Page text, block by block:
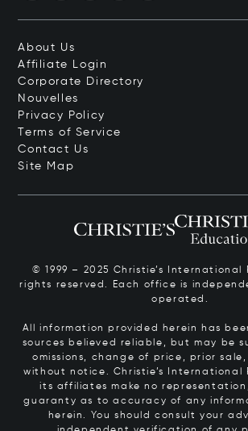
About Us
Affiliate Login
Corporate Directory
Nouvelles
Privacy Policy
Terms of Service
Contact Us
Site Map
© 1999 – 2025 Christie’s International
rights reserved. Each office is
operated.
All information provided herein has
sources believed reliable, but may be
omissions, change of price, prior
without notice. Christie’s International
its affiliates make no
guaranty as to accuracy of any
herein. You should consult your